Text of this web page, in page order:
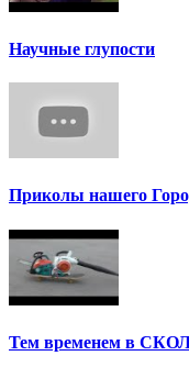
Научные глупости
Приколы нашего
Тем временем в